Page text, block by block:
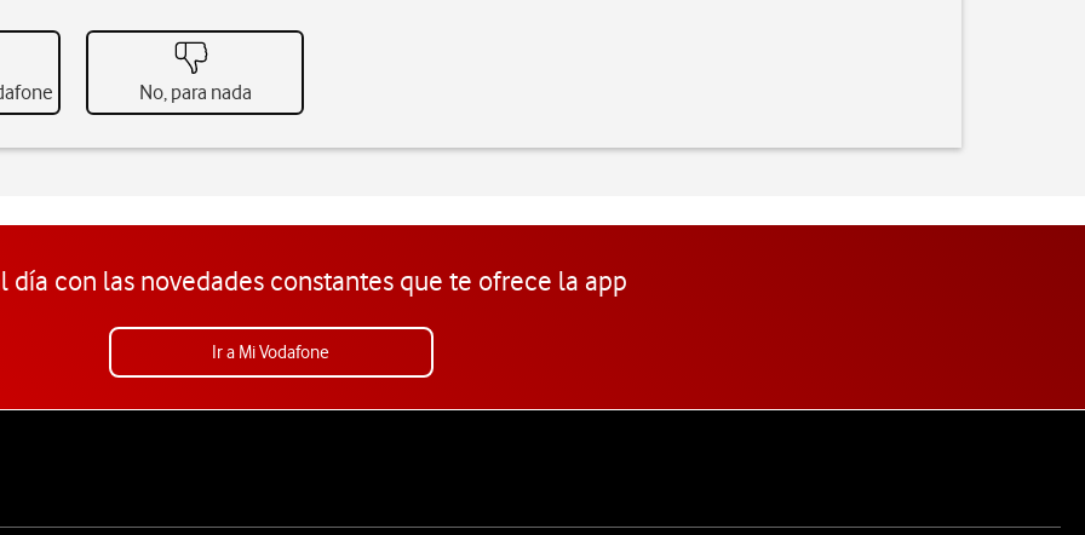
No, para nada
día con las novedades constantes que te ofrece la app
Ir a Mi Vodafone